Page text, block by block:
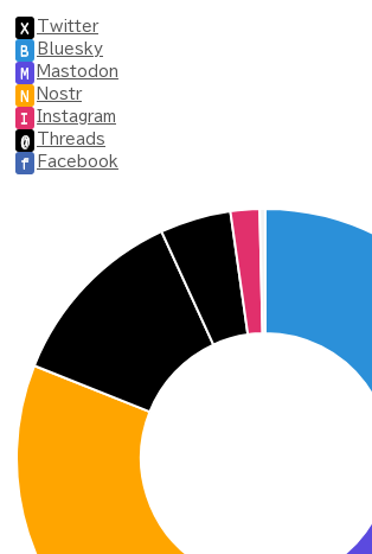
X Twitter
B Bluesky
M Mastodon
N Nostr
I Instagram
@ Threads
f Facebook